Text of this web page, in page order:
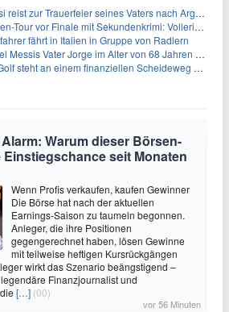
reist zur Trauerfeier seines Vaters nach Argentinien
Tour vor Finale mit Sekundenkrimi: Vollering in Gelb
fährt in Italien in Gruppe von Radlern
Messis Vater Jorge im Alter von 68 Jahren gestorben
an einem finanziellen Scheideweg auf der Suche nach neuen Investitionen
Warum dieser Börsen-
seit Monaten
Wenn Profis verkaufen, kaufen Gewinner
Die Börse hat nach der aktuellen
Earnings-Saison zu taumeln begonnen.
Anleger, die ihre Positionen
gegengerechnet haben, lösen Gewinne
mit teilweise heftigen Kursrückgängen
wirkt das Szenario beängstigend –
Finanzjournalist und
[…] (00)
vor 56 Minuten